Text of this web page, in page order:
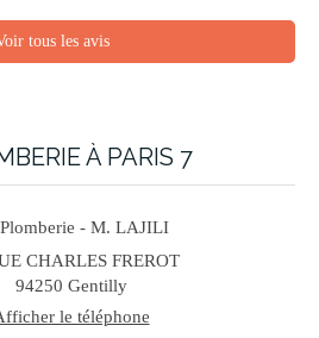
tous les avis
À PARIS 7
- M. LAJILI
CHARLES FREROT
94250 Gentilly
le téléphone